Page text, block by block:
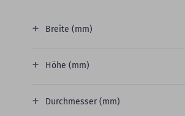
Breite (mm)
Höhe (mm)
Durchmesser (mm)